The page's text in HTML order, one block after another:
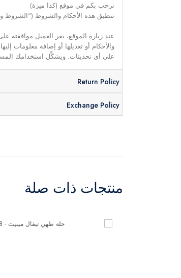
نرحب بكم فى موقع (كذا ميزة)
تنطبق هذه الأحكام والشروط (“الشروط
عند زيارة الموقع، يقر العميل موافقته
والأحكام أو تعديلها أو إضافة معلومات
على أي تحديثات. ويشكِّل استخدامك
Return Policy
Exchange Policy
منتجات ذات صلة